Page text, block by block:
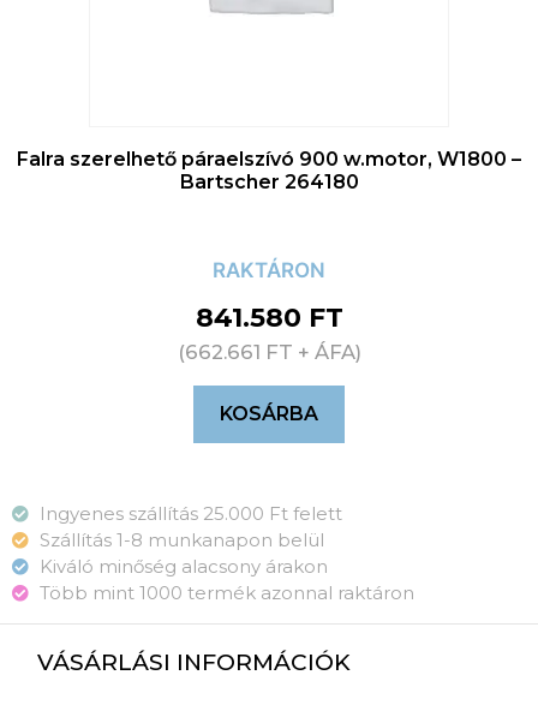
Falra szerelhető páraelszívó 900 w.motor, W1800 –
Bartscher 264180
RAKTÁRON
841.580 FT
(662.661 FT + ÁFA)
KOSÁRBA
Ingyenes szállítás 25.000 Ft felett
Szállítás 1-8 munkanapon belül
Kiváló minőség alacsony árakon
Több mint 1000 termék azonnal raktáron
VÁSÁRLÁSI INFORMÁCIÓK